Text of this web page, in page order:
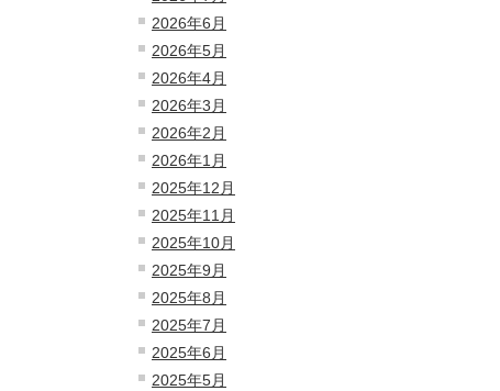
2026年6月
2026年5月
2026年4月
2026年3月
2026年2月
2026年1月
2025年12月
2025年11月
2025年10月
2025年9月
2025年8月
2025年7月
2025年6月
2025年5月